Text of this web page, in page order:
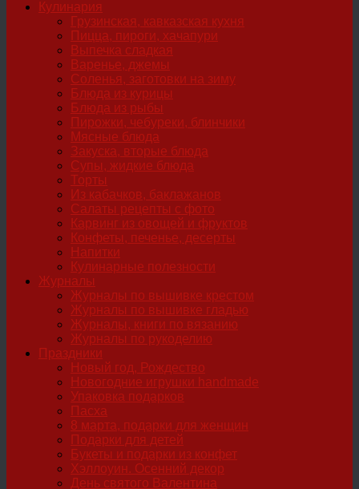
Кулинария
Грузинская, кавказская кухня
Пицца, пироги, хачапури
Выпечка сладкая
Варенье, джемы
Соленья, заготовки на зиму
Блюда из курицы
Блюда из рыбы
Пирожки, чебуреки, блинчики
Мясные блюда
Закуска, вторые блюда
Супы, жидкие блюда
Торты
Из кабачков, баклажанов
Салаты рецепты с фото
Карвинг из овощей и фруктов
Конфеты, печенье, десерты
Напитки
Кулинарные полезности
Журналы
Журналы по вышивке крестом
Журналы по вышивке гладью
Журналы, книги по вязанию
Журналы по рукоделию
Праздники
Новый год, Рождество
Новогодние игрушки handmade
Упаковка подарков
Пасха
8 марта, подарки для женщин
Подарки для детей
Букеты и подарки из конфет
Хэллоуин. Осенний декор
День святого Валентина